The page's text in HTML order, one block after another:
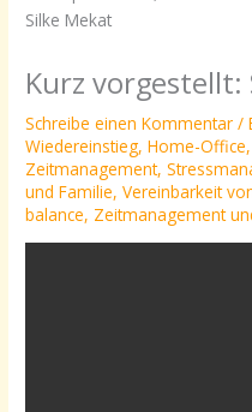
Kurz vorgestellt:
Schreibe einen Kommentar /
Wiedereinstieg,Home-Office
Zeitmanagement,
und Familie,Vereinbarkeit
balance, Zeitmanagement